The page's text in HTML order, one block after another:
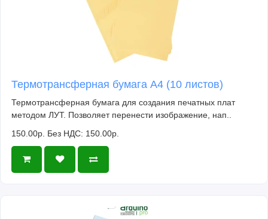
Термотрансферная бумага А4 (10 листов)
Термотрансферная бумага для создания печатных плат
методом ЛУТ. Позволяет перенести изображение, нап..
150.00р. Без НДС: 150.00р.